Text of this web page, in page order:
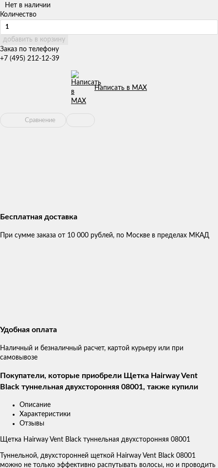
Нет в наличии
Количество
добавить в корзину
Заказ по телефону
+7 (495) 212-12-39
Написать в MAX
Сравнение
Бесплатная доставка
При сумме заказа от 10 000 рублей, по Москве в пределах МКАД
Удобная оплата
Наличный и безналичный расчет, картой курьеру или при
самовывозе
Покупатели, которые приобрели Щетка Hairway Vent
Black туннельная двухсторонняя 08001, также купили
Описание
Характеристики
Отзывы
Щетка Hairway Vent Black туннельная двухсторонняя 08001
Туннельной, двухсторонней щеткой Hairway Vent Black 08001
можно не только эффективно распутывать волосы, но и проводить